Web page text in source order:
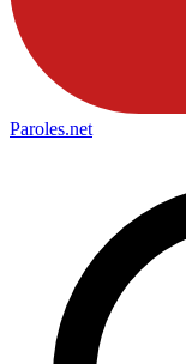
Paroles.net